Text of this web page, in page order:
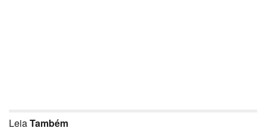
LeiaTambém